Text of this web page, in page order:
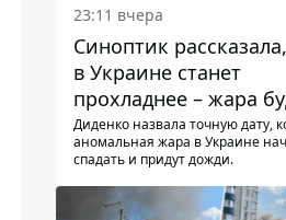
23:11 вчера
Синоптик
в Украине станет
прохладнее – жара
долго
Диденко назвала точную дату,
аномальная жара в Украине
спадать и придут дожди.